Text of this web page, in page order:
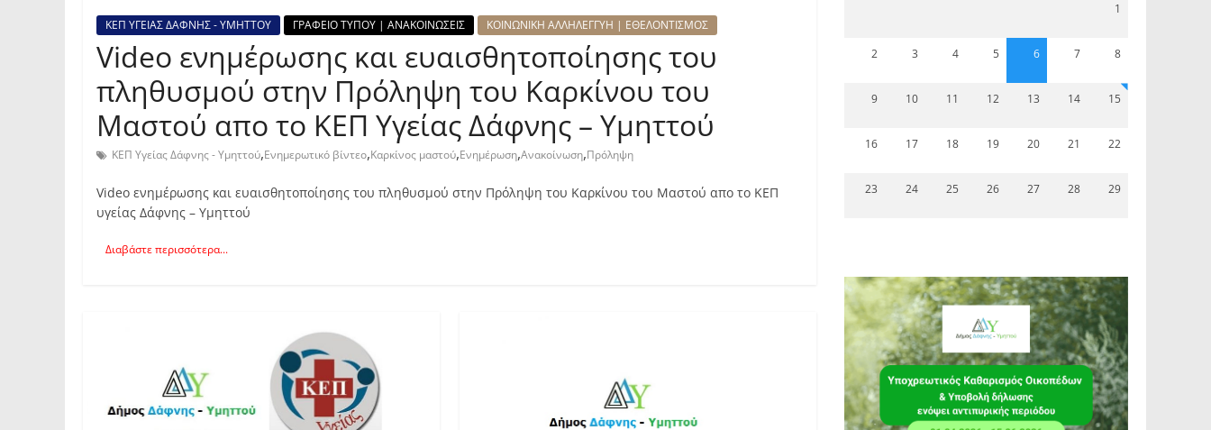
ΚΕΠ ΥΓΕΙΑΣ ΔΑΦΝΗΣ - ΥΜΗΤΤΟΥ ΓΡΑΦΕΙΟ ΤΥΠΟΥ | ΑΝΑΚΟΙΝΩΣΕΙΣ ΚΟΙΝΩΝΙΚΗ ΑΛΛΗΛΕΓΓΥΗ | ΕΘΕΛΟΝΤΙΣΜΟΣ
Video ενημέρωσης και ευαισθητοποίησης του
πληθυσμού στην Πρόληψη του Καρκίνου του
Μαστού απο το ΚΕΠ Υγείας Δάφνης – Υμηττού
ΚΕΠ Υγείας Δάφνης - Υμηττού,Ενημερωτικό βίντεο,Καρκίνος μαστού,Ενημέρωση,Ανακοίνωση,Πρόληψη
Video ενημέρωσης και ευαισθητοποίησης του πληθυσμού στην Πρόληψη του Καρκίνου του Μαστού απο το ΚΕΠ
υγείας Δάφνης – Υμηττού
Διαβάστε περισσότερα...
1
2 3 4 5 6 7 8
9 10 11 12 13 14 15
16 17 18 19 20 21 22
23 24 25 26 27 28 29